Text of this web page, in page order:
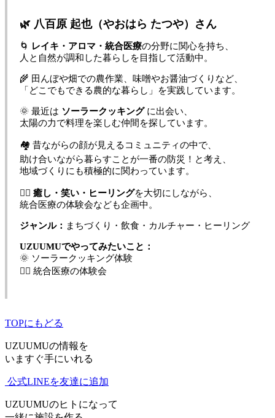
🌿 八百原 起也（やおはら たつや）さん
🌀 レイキ・アロマ・統合医療の分野に関心を持ち、
人と自然が調和した暮らしを目指して活動中。
🌾 田んぼや畑での農作業、味噌やお醤油づくりなど、
「どこでもできる農的な暮らし」を実践しています。
🌞 最近は ソーラークッキングに出会い、
太陽の力で料理を楽しむ仲間を探しています。
🏘️ 昔ながらの顔が見えるコミュニティの中で、
助け合いながら暮らすことが一番の防災！と考え、
地域づくりにも積極的に関わっています。
🧘‍♂️ 癒し・笑い・ヒーリングを大切にしながら、
統合医療の体験会なども企画中。
ジャンル： まちづくり・飲食・カルチャー・ヒーリング
UZUUMUでやってみたいこと：
🌞 ソーラークッキング体験
🧘‍♂️ 統合医療の体験会
TOPにもどる
UZUUMUの情報を
いますぐ手にいれる
公式LINEを友達に追加
UZUUMUのヒトになって